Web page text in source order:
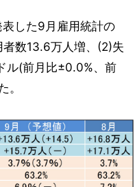
した9月雇用統計の
数13.6万人増、(2)失
ル(前月比±0.0%、前
。